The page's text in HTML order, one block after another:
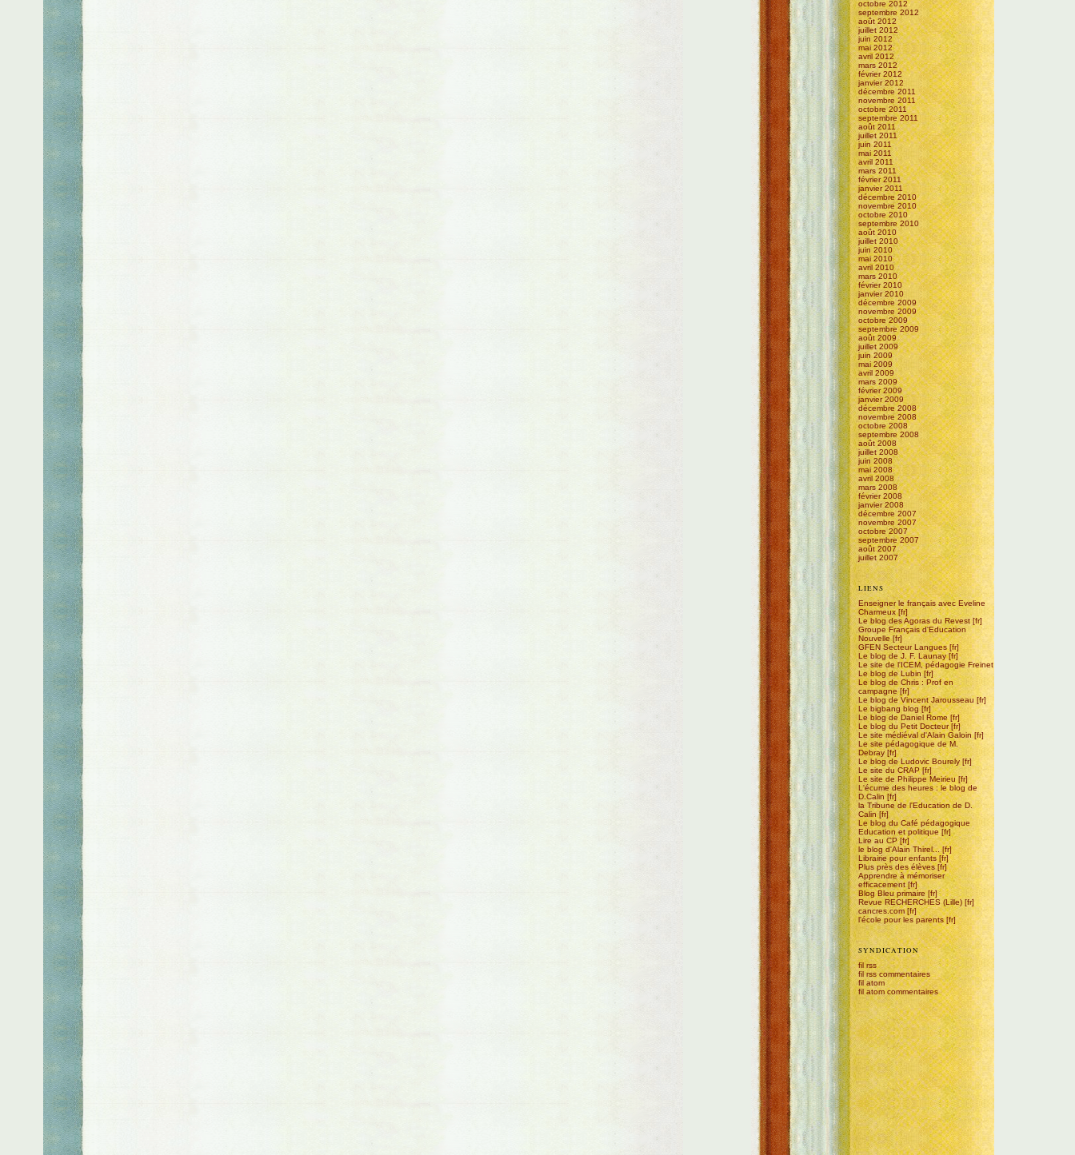
octobre 2012
septembre 2012
août 2012
juillet 2012
juin 2012
mai 2012
avril 2012
mars 2012
février 2012
janvier 2012
décembre 2011
novembre 2011
octobre 2011
septembre 2011
août 2011
juillet 2011
juin 2011
mai 2011
avril 2011
mars 2011
février 2011
janvier 2011
décembre 2010
novembre 2010
octobre 2010
septembre 2010
août 2010
juillet 2010
juin 2010
mai 2010
avril 2010
mars 2010
février 2010
janvier 2010
décembre 2009
novembre 2009
octobre 2009
septembre 2009
août 2009
juillet 2009
juin 2009
mai 2009
avril 2009
mars 2009
février 2009
janvier 2009
décembre 2008
novembre 2008
octobre 2008
septembre 2008
août 2008
juillet 2008
juin 2008
mai 2008
avril 2008
mars 2008
février 2008
janvier 2008
décembre 2007
novembre 2007
octobre 2007
septembre 2007
août 2007
juillet 2007
LIENS
Enseigner le français avec Eveline
Charmeux
Le blog des Agoras du Revest
Groupe Français d'Education
Nouvelle
GFEN Secteur Langues
Le blog de J. F. Launay
Le site de l'ICEM, pédagogie Freinet
Le blog de Lubin
Le blog de Chris : Prof en
campagne
Le blog de Vincent Jarousseau
Le bigbang blog
Le blog de Daniel Rome
Le blog du Petit Docteur
Le site médiéval d'Alain Galoin
Le site pédagogique de M.
Debray
Le blog de Ludovic Bourely
Le site du CRAP
Le site de Philippe Meirieu
L'écume des heures : le blog de
D.Calin
la Tribune de l'Education de D.
Calin
Le blog du Café pédagogique
Education et politique
Lire au CP
le blog d'Alain Thirel...
Librairie pour enfants
Plus près des élèves
Apprendre à mémoriser
efficacement
Blog Bleu primaire
Revue RECHERCHES (Lille)
cancres.com
l'école pour les parents
SYNDICATION
fil rss
fil rss commentaires
fil atom
fil atom commentaires